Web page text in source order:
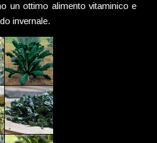
un ottimo alimento vitaminico e
invernale.